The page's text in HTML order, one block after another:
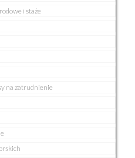
i staże
na zatrudnienie